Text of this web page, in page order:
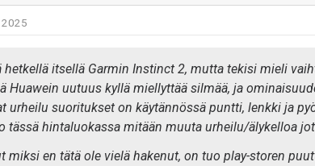
2025
hetkellä itsellä Garmin Instinct 2, mutta tekisi mieli
Huawein uutuus kyllä miellyttää silmää, ja
urheilu suoritukset on käytännössä puntti, lenkki ja
tässä hintaluokassa mitään muuta urheilu/älykelloa
miksi en tätä ole vielä hakenut, on tuo play-storen